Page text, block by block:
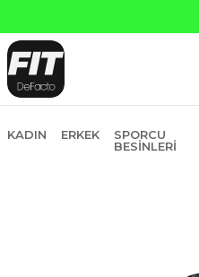
KADIN ERKEK
SPORCU
BESINLERI